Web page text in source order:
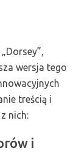
wersja tego
treścią i
nich:
i